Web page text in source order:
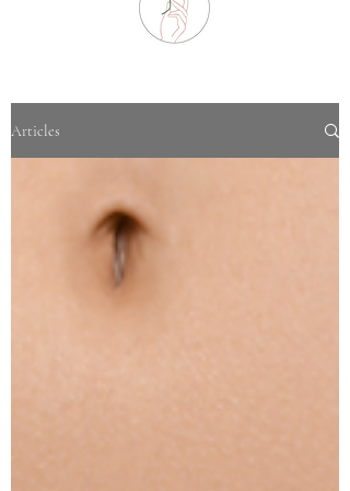
Articles